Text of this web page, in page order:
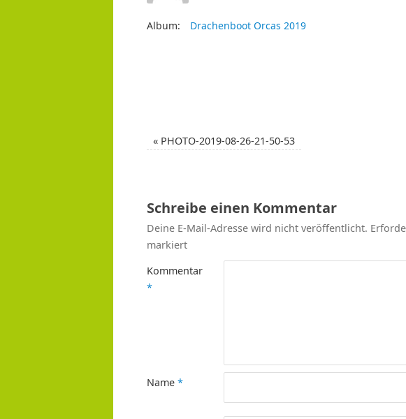
Album: Drachenboot Orcas 2019
« PHOTO-2019-08-26-21-50-53
Schreibe einen Kommentar
Deine E-Mail-Adresse wird nicht veröffentlicht.
markiert
Kommentar
*
Name *